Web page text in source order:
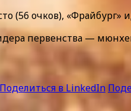
(56 очков), «Фрайбург»
первенства —
Поделиться в LinkedIn